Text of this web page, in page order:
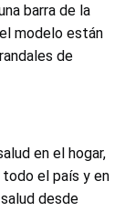
barra de la
modelo están
de
en el hogar,
el país y en
desde